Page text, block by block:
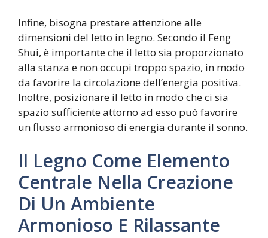
Infine, bisogna prestare attenzione alle
dimensioni del letto in legno. Secondo il Feng
Shui, è importante che il letto sia proporzionato
alla stanza e non occupi troppo spazio, in modo
da favorire la circolazione dell’energia positiva.
Inoltre, posizionare il letto in modo che ci sia
spazio sufficiente attorno ad esso può favorire
un flusso armonioso di energia durante il sonno.
Il Legno Come Elemento
Centrale Nella Creazione
Di Un Ambiente
Armonioso E Rilassante